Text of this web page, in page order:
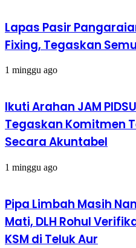
Lapas Pasir
Fixing, Tegaskan
1 minggu ago
Ikuti Arahan JAM
Tegaskan Komitmen
Secara Akuntabel
1 minggu ago
Pipa Limbah Masih
Mati, DLH Rohul
KSM di Teluk Aur